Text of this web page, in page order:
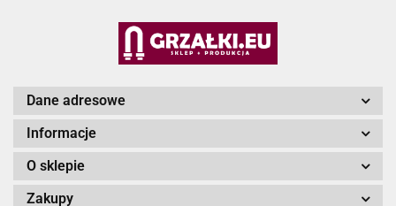
Dane adresowe
Informacje
O sklepie
Zakupy